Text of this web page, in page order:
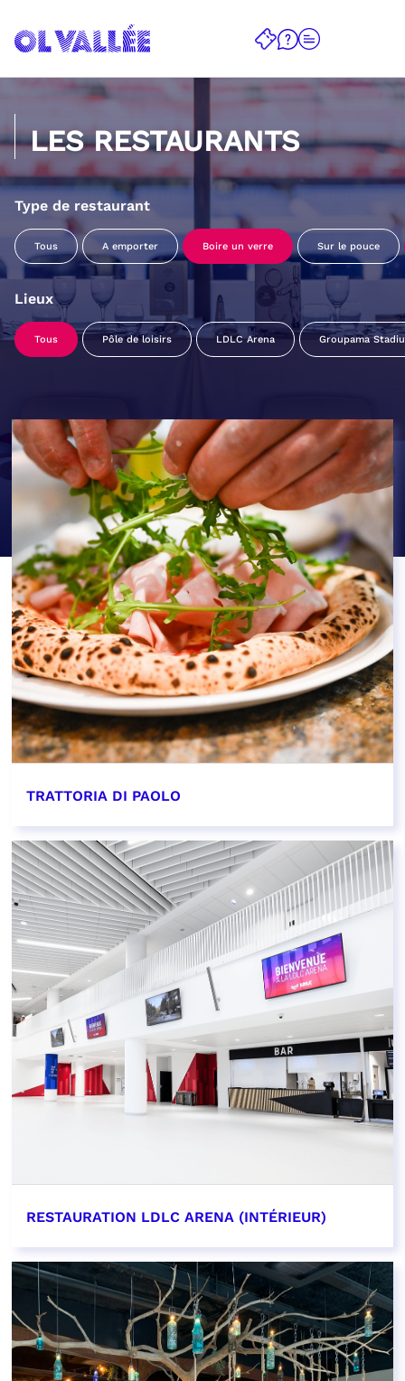
LES RESTAURANTS
Type de restaurant
Tous A emporter Boire un verre Sur le pouce
Lieux
Tous Pôle de loisirs LDLC Arena Groupama
TRATTORIA DI PAOLO
EN SAVOIR PLUS
RESTAURATION LDLC ARENA (INTÉRIEUR)
EN SAVOIR PLUS